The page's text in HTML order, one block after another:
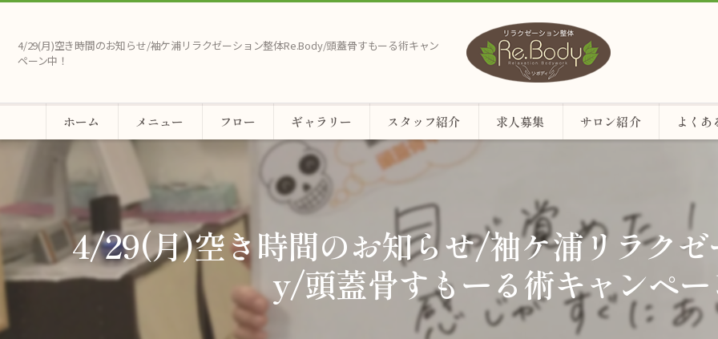
4/29(月)空き時間のお知らせ/袖ケ浦リラクゼーション整体Re.Body/頭蓋骨すもーる術キャン
ペーン中！
ホーム メニュー フロー ギャラリー スタッフ紹介 求人募集 サロン紹介 よくあ
4/29(月)空き時間のお知らせ/袖ケ浦リラク
y/頭蓋骨すもーる術キャンペ